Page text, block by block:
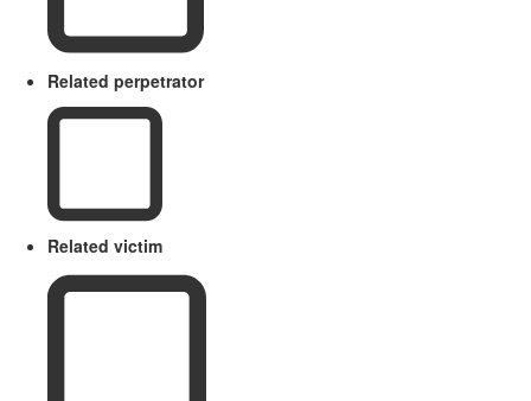
Related perpetrator
Related victim